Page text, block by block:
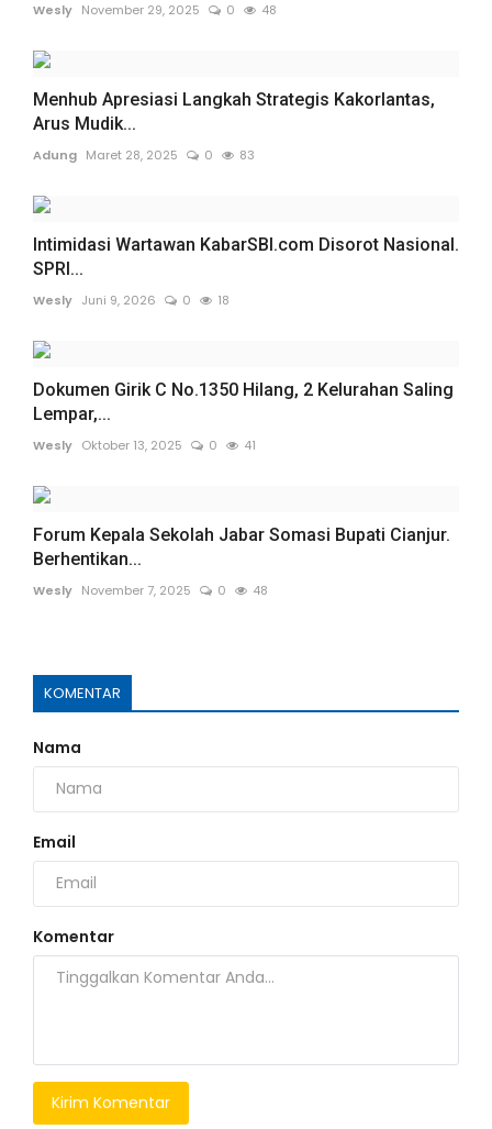
Wesly November 29, 2025 0 48
Menhub Apresiasi Langkah Strategis Kakorlantas,
Arus Mudik...
Adung Maret 28, 2025 0 83
Intimidasi Wartawan KabarSBI.com Disorot Nasional.
SPRI...
Wesly Juni 9, 2026 0 18
Dokumen Girik C No.1350 Hilang, 2 Kelurahan Saling
Lempar,...
Wesly Oktober 13, 2025 0 41
Forum Kepala Sekolah Jabar Somasi Bupati Cianjur.
Berhentikan...
Wesly November 7, 2025 0 48
KOMENTAR
Nama
Email
Komentar
Kirim Komentar